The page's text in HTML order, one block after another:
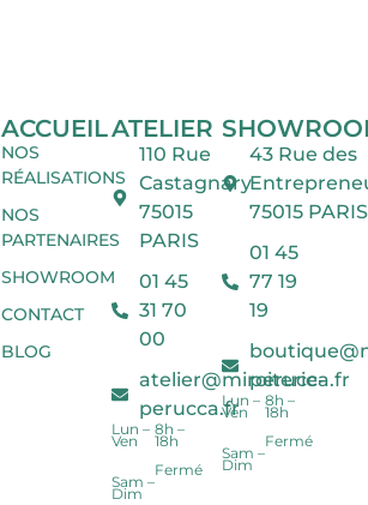
ACCUEIL
NOS
RÉALISATIONS
NOS
PARTENAIRES
SHOWROOM
CONTACT
BLOG
ATELIER
110 Rue
Castagnary
75015
PARIS
01 45
31 70
00
atelier@miroiterie-
perucca.fr
Lun –
Ven
Sam –
Dim
8h –
18h
Fermé
43 Rue des
75015 PARIS
01 45
77 19
19
perucca.fr
Lun –
Ven
Sam –
Dim
8h –
18h
Fermé